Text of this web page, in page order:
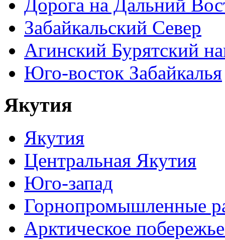
Дорога на Дальний
Забайкальский Север
Агинский Бурятский
Юго-восток Забайкалья
Якутия
Якутия
Центральная Якутия
Юго-запад
Горнопромышленные
Арктическое